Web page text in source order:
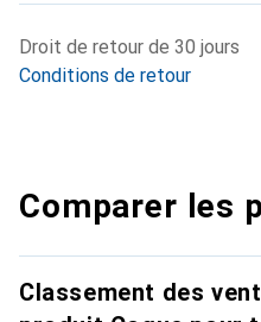
Droit de retour de 30 jours
Conditions de retour
Comparer les
Classement des